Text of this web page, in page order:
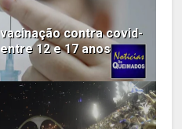
contra covid-
12 e 17 anos